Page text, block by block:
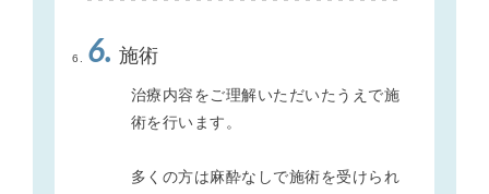
6. 施術
治療内容をご理解いただいたうえで施
術を行います。
多くの方は麻酔なしで施術を受けられ